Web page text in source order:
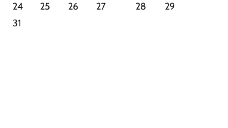
24 25 26 27 28
29
31